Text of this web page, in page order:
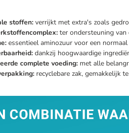
stoffen: verrijkt met extra's zoals
ter ondersteuning van
essentieel aminozuur voor een
dankzij hoogwaardige
complete voeding: met alle
recyclebare zak, gemakkelijk